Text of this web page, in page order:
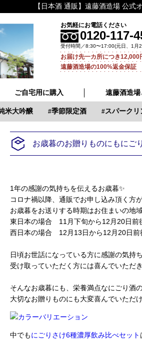
【日本酒 通販】遠藤酒造場 公式
お気軽にお電話ください
0120-117-
受付時間／8:30〜17:00(元日、1月
お届け先一カ所につき12,000
遠藤酒造場の100%返金保証
ご自宅用に購入 遠藤酒造場
吟醸 季節限定酒 スパークリング
お歳暮のお贈りものにもにご
1年の感謝の気持ちを伝えるお歳暮✨
コロナ禍以降、通販でお申し込み頂く方
お歳暮をお送りする時期はお住まいの地
東日本の場合 11月下旬から12月20日前
西日本の場合 12月13日から12月20日
日頃お世話になっている方に感謝の気持
受け取っていただく方には喜んでいただ
そんなお歳暮にも、栄養満点なにごり酒
大切なお贈りものにも大変喜んでいただ
中でもにごりさけ6種濃厚飲み比べセット